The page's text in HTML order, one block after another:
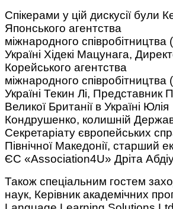
Спікерами у цій дискусії були
Японського агентства
міжнародного співробітництва
Україні Хідекі Мацунага,
Корейського агентства
міжнародного співробітництва
Україні Текин Лі, Представник
Великої Британії в Україні Юлія
Кондрушенко, колишній
Секретаріату європейських
Північної Македонії, старший
ЄС «Association4U» Дріта Абдіу
Також спеціальним гостем
наук, Керівник академічних